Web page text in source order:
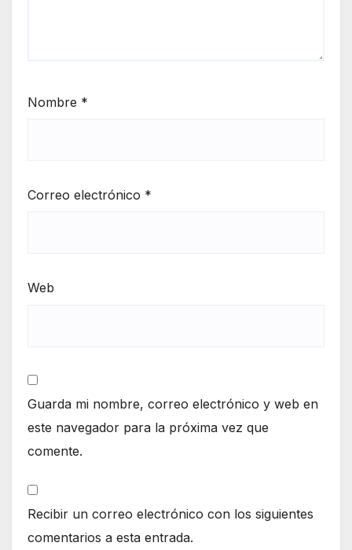
Nombre *
Correo electrónico *
Web
Guarda mi nombre, correo electrónico y web en
este navegador para la próxima vez que
comente.
Recibir un correo electrónico con los siguientes
comentarios a esta entrada.